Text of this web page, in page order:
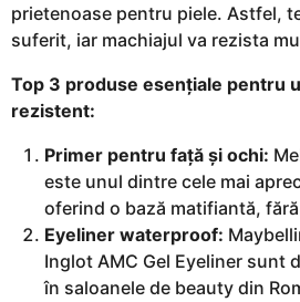
prietenoase pentru piele. Astfel,
suferit, iar machiajul va rezista
Top 3 produse esențiale pentru
rezistent:
Primer pentru față și ochi:
este unul dintre cele mai
oferind o bază matifiantă,
Eyeliner waterproof:
Inglot AMC Gel Eyeliner sunt
în saloanele de beauty din